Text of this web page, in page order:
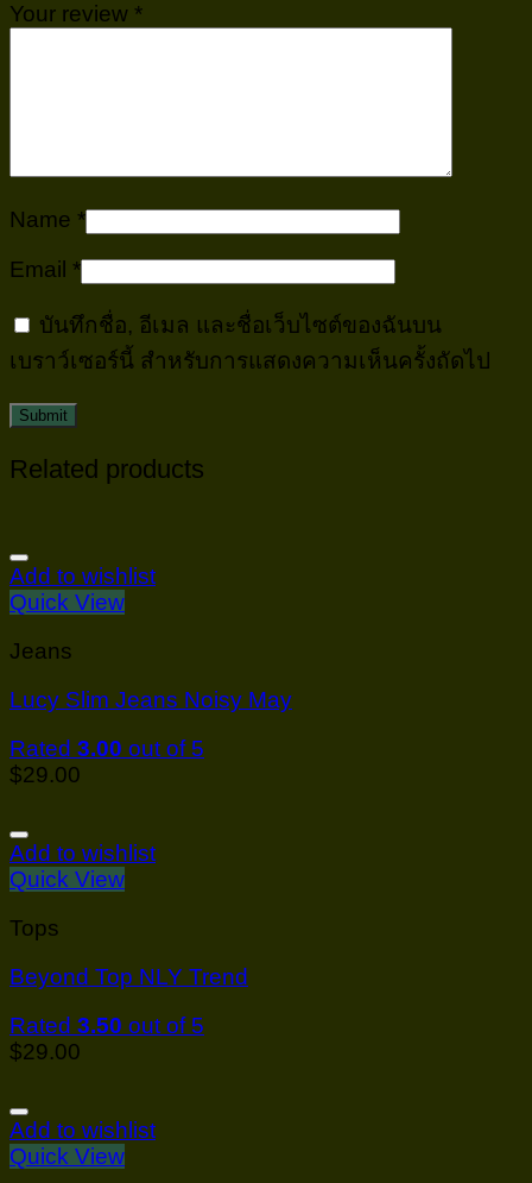
Your review *
Name *
Email *
บันทึกชื่อ, อีเมล และชื่อเว็บไซต์ของฉันบน
เบราว์เซอร์นี้ สำหรับการแสดงความเห็นครั้งถัดไป
Related products
Add to wishlist
Quick View
Jeans
Lucy Slim Jeans Noisy May
Rated 3.00 out of 5
$29.00
Add to wishlist
Quick View
Tops
Beyond Top NLY Trend
Rated 3.50 out of 5
$29.00
Add to wishlist
Quick View